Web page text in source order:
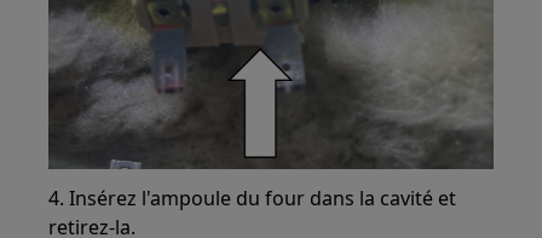
4. Insérez l'ampoule du four dans la cavité et
retirez-la.